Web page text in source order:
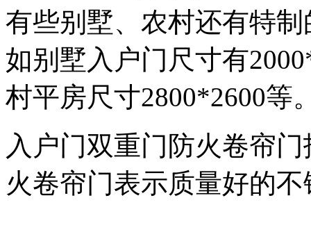
有些别墅、农村还有特
如别墅入户门尺寸有
村平房尺寸2800*2600等
入户门双重门防火卷帘
火卷帘门表示质量好的